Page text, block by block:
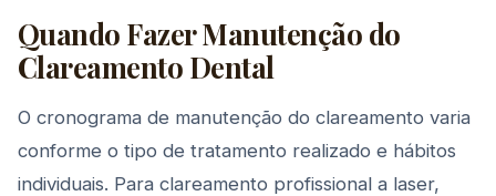
Quando Fazer Manutenção do
Clareamento Dental
O cronograma de manutenção do clareamento varia
conforme o tipo de tratamento realizado e hábitos
individuais. Para clareamento profissional a laser,